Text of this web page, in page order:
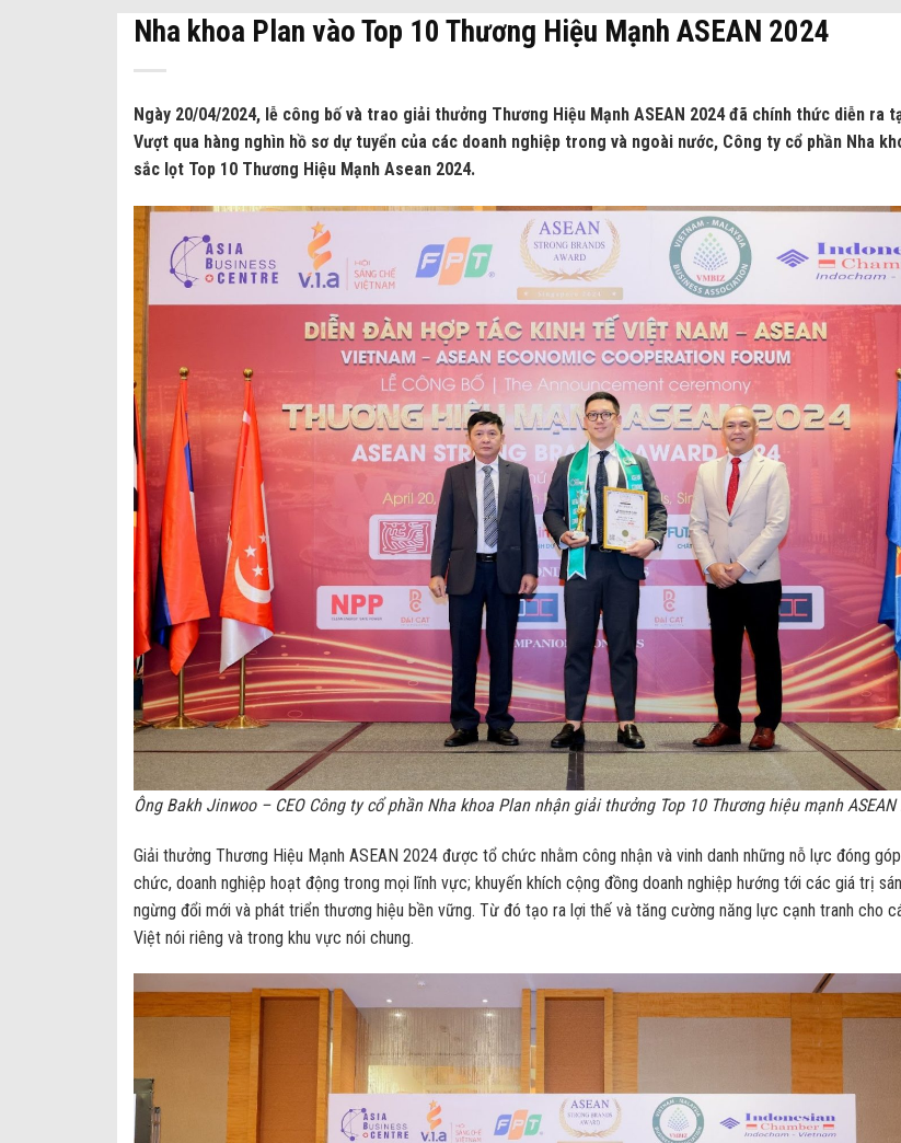
Nha khoa Plan vào Top 10 Thương Hiệu Mạnh ASEAN 2024
Ngày 20/04/2024, lễ công bố và trao giải thưởng Thương Hiệu Mạnh ASEAN 2024 đã chính thức diễn ra
Vượt qua hàng nghìn hồ sơ dự tuyển của các doanh nghiệp trong và ngoài nước, Công ty cổ phần Nha
sắc lọt Top 10 Thương Hiệu Mạnh Asean 2024.
Ông Bakh Jinwoo – CEO Công ty cổ phần Nha khoa Plan nhận giải thưởng Top 10 Thương hiệu mạnh ASEAN
Giải thưởng Thương Hiệu Mạnh ASEAN 2024 được tổ chức nhằm công nhận và vinh danh những nỗ lực đóng
chức, doanh nghiệp hoạt động trong mọi lĩnh vực; khuyến khích cộng đồng doanh nghiệp hướng tới các giá trị
ngừng đổi mới và phát triển thương hiệu bền vững. Từ đó tạo ra lợi thế và tăng cường năng lực cạnh tranh cho
Việt nói riêng và trong khu vực nói chung.